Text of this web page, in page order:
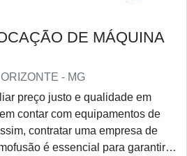
DE MÁQUINA
- MG
preço justo e qualidade em
contar com equipamentos de
contratar uma empresa de
é essencial para garantir